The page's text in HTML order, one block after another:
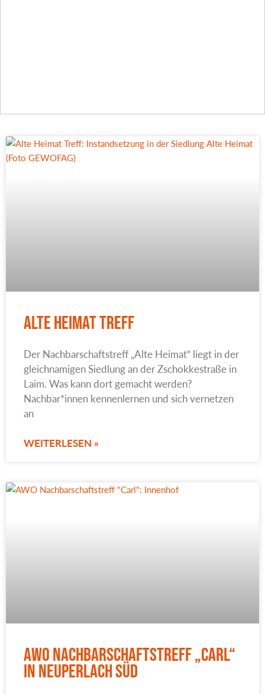
Alte Heimat Treff
Der Nachbarschaftstreff „Alte Heimat“ liegt in der
gleichnamigen Siedlung an der Zschokkestraße in
Laim. Was kann dort gemacht werden?
Nachbar*innen kennenlernen und sich vernetzen
an
WEITERLESEN »
AWO Nachbarschaftstreff „Carl“
in Neuperlach Süd